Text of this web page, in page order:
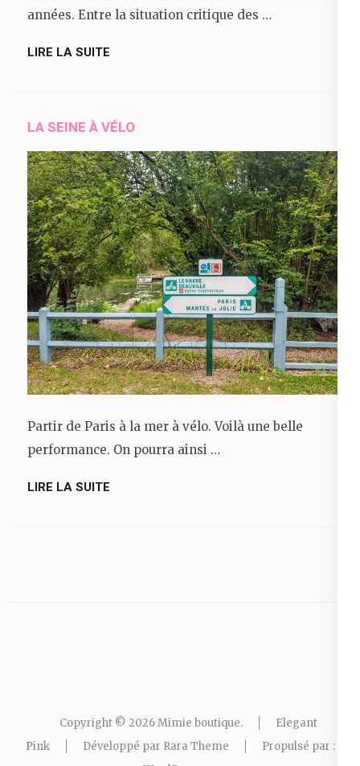
années. Entre la situation critique des …
LIRE LA SUITE
LA SEINE À VÉLO
Partir de Paris à la mer à vélo. Voilà une belle
performance. On pourra ainsi …
LIRE LA SUITE
Copyright © 2026Mimie boutique.
Elegant
Pink
Développé par Rara Theme
Propulsé par :